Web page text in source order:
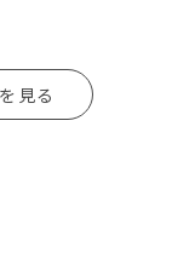
見る